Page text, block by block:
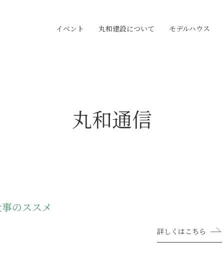
イベント 丸和建設について モデルハウス
丸和通信
のススメ
詳しくはこちら